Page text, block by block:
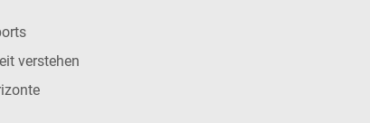
verstehen